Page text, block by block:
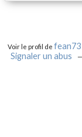
Voir le profil defean73
Signaler un abus